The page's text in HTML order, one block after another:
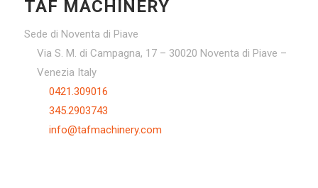
TAF MACHINERY
Sede di Noventa di Piave
Via S. M. di Campagna, 17 – 30020 Noventa di Piave –
Venezia Italy
0421.309016
345.2903743
info@tafmachinery.com